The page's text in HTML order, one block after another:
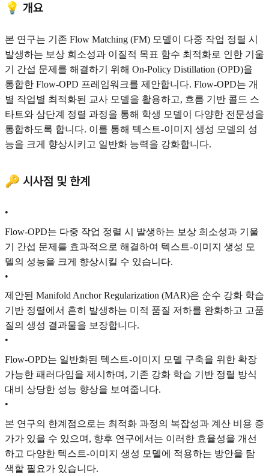
💡 개요
본 연구는 기존 Flow Matching (FM) 모델이 다중 작업 정렬 시
발생하는 보상 희소성과 이질적 목표 함수 최적화로 인한 기울
기 간섭 문제를 해결하기 위해 On-Policy Distillation (OPD)을
통합한 Flow-OPD 프레임워크를 제안합니다. Flow-OPD는 개
별 작업별 최적화된 교사 모델을 활용하고, 흐름 기반 콜드 스
타트와 삼단계 정렬 과정을 통해 학생 모델이 다양한 전문성을
통합하도록 합니다. 이를 통해 텍스트-이미지 생성 모델의 성
능을 크게 향상시키고 일반화 능력을 강화합니다.
🔑 시사점 및 한계
•
Flow-OPD는 다중 작업 정렬 시 발생하는 보상 희소성과 기울
기 간섭 문제를 효과적으로 해결하여 텍스트-이미지 생성 모
델의 성능을 크게 향상시킬 수 있습니다.
•
제안된 Manifold Anchor Regularization (MAR)은 순수 강화 학습
기반 정렬에서 흔히 발생하는 미적 품질 저하를 완화하고 고품
질의 생성 결과물을 보장합니다.
•
Flow-OPD는 일반화된 텍스트-이미지 모델 구축을 위한 확장
가능한 패러다임을 제시하며, 기존 강화 학습 기반 정렬 방식
대비 상당한 성능 향상을 보여줍니다.
•
본 연구의 한계점으로는 최적화 과정의 복잡성과 계산 비용 증
가가 있을 수 있으며, 향후 연구에서는 이러한 효율성을 개선
하고 다양한 텍스트-이미지 생성 모델에 적용하는 방안을 탐
색할 필요가 있습니다.